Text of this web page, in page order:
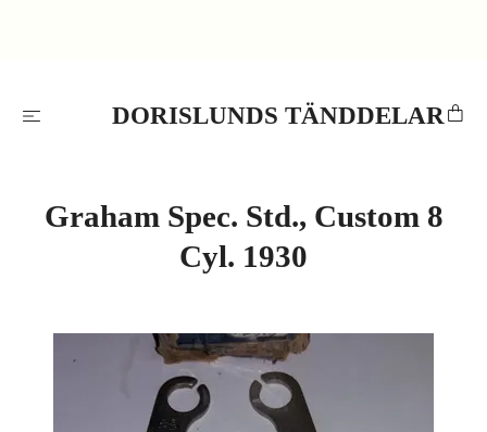
DORISLUNDS TÄNDDELAR
Graham Spec. Std., Custom 8
Cyl. 1930